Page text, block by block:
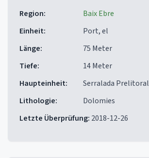
Region:
Baix Ebre
Einheit:
Port, el
Länge:
75 Meter
Tiefe:
14 Meter
Haupteinheit:
Serralada Prelitoral
Lithologie:
Dolomies
Letzte Überprüfung: 2018-12-26